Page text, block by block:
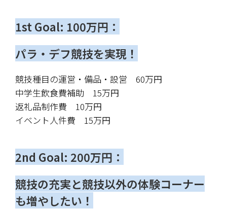
1st Goal: 100万円：
パラ・デフ競技を実現！
競技種目の運営・備品・設営　60万円
中学生飲食費補助　15万円
返礼品制作費　10万円
イベント人件費　15万円
2nd Goal: 200万円：
競技の充実と競技以外の体験コーナー
も増やしたい！